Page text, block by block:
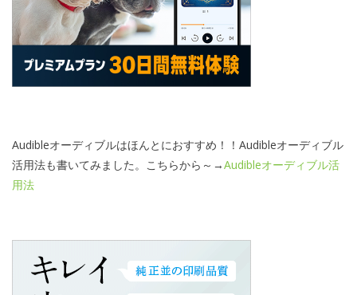
Audibleオーディブルはほんとにおすすめ！！Audibleオーディブル
活用法も書いてみました。こちらから～→Audibleオーディブル活
用法